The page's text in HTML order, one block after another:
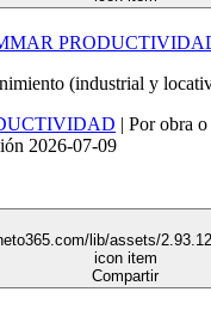
(industrial y
| Por obra
2026-07-09
Compartir